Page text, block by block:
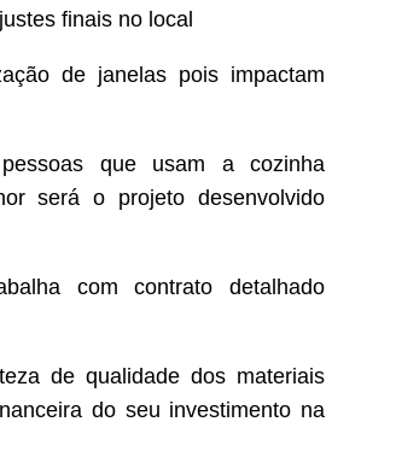
finais no local
de janelas pois impactam
que usam a cozinha
será o projeto desenvolvido
com contrato detalhado
de qualidade dos materiais
do seu investimento na